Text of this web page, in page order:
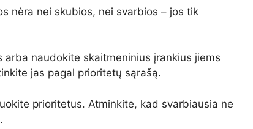
nėra nei skubios, nei svarbios – jos tik
naudokite skaitmeninius įrankius jiems
jas pagal prioritetų sąrašą.
prioritetus. Atminkite, kad svarbiausia ne